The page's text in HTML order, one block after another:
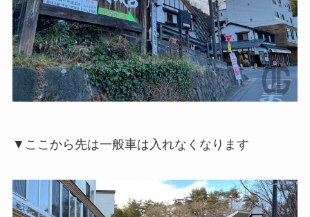
▼ここから先は一般車は入れなくなります